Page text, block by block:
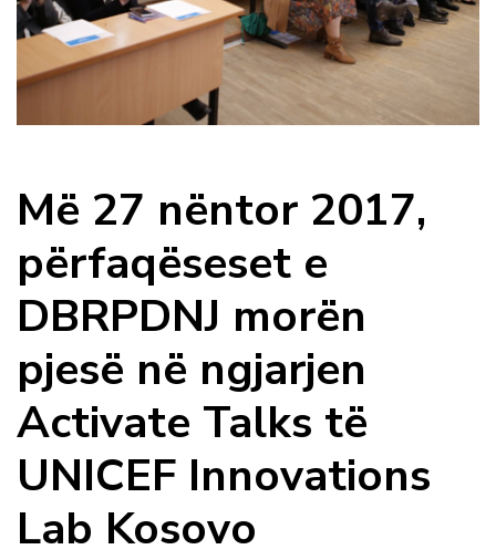
Më 27 nëntor 2017,
përfaqëseset e
DBRPDNJ morën
pjesë në ngjarjen
Activate Talks të
UNICEF Innovations
Lab Kosovo